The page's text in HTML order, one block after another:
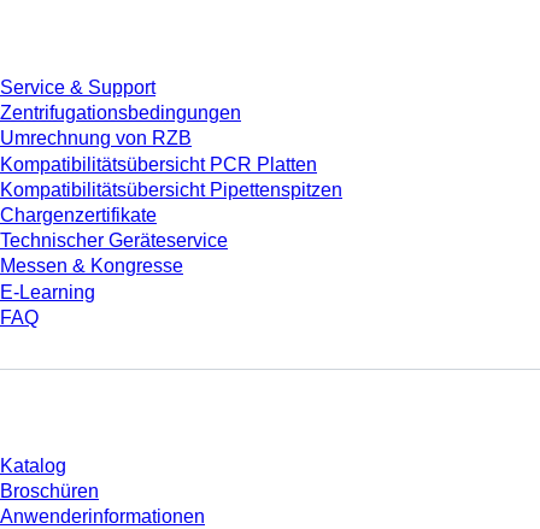
Service & Support
Zentrifugationsbedingungen
Umrechnung von RZB
Kompatibilitätsübersicht PCR Platten
Kompatibilitätsübersicht Pipettenspitzen
Chargenzertifikate
Technischer Geräteservice
Messen & Kongresse
E-Learning
FAQ
Katalog
Broschüren
Anwenderinformationen